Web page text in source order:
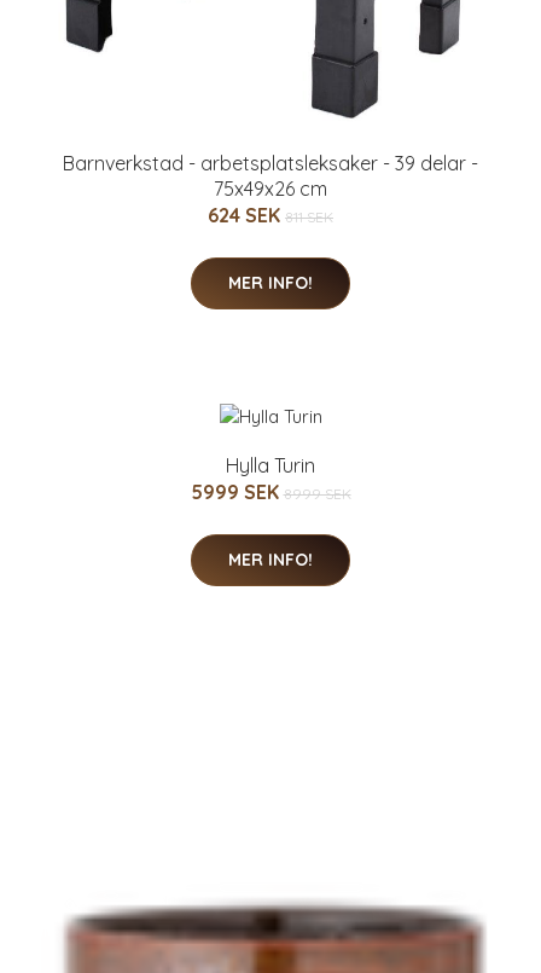
Barnverkstad - arbetsplatsleksaker - 39 delar -
75x49x26 cm
624 SEK 811 SEK
MER INFO!
Hylla Turin
5999 SEK 8999 SEK
MER INFO!